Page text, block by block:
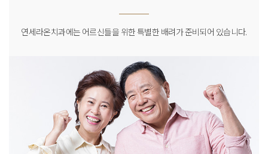
연세라온치과에는 어르신들을 위한 특별한 배려가 준비되어 있습니다.